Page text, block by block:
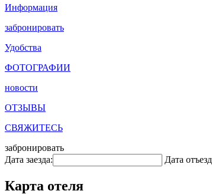
Информация
забронировать
Удобства
ФОТОГРАФИИ
новости
ОТЗЫВЫ
СВЯЖИТЕСЬ
забронировать
Дата заезда:
Дата
Карта отеля